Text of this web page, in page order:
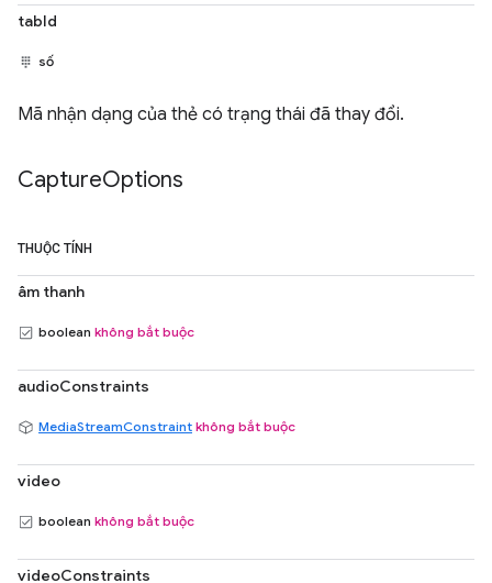
tabId
số
Mã nhận dạng của thẻ có trạng thái đã thay đổi.
CaptureOptions
THUỘC TÍNH
âm thanh
boolean không bắt buộc
audioConstraints
MediaStreamConstraint không bắt buộc
video
boolean không bắt buộc
videoConstraints